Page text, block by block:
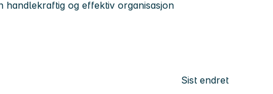
handlekraftig og effektiv organisasjon
Sist endret